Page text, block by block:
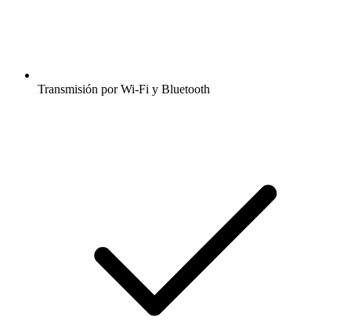
Transmisión por Wi-Fi y Bluetooth